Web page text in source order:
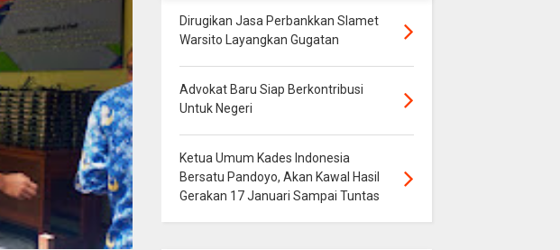
Dirugikan Jasa Perbankkan Slamet
Warsito Layangkan Gugatan
Advokat Baru Siap Berkontribusi
Untuk Negeri
Ketua Umum Kades Indonesia
Bersatu Pandoyo, Akan Kawal Hasil
Gerakan 17 Januari Sampai Tuntas